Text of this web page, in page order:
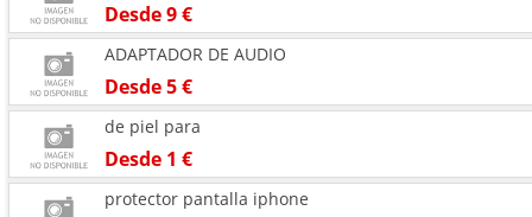
Desde 9 €
Desde 5 €
ADAPTADOR DE AUDIO
Desde 1 €
de piel para
protector pantalla iphone